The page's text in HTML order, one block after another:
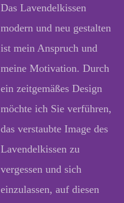
Das Lavendelkissen
modern und neu gestalten
ist mein Anspruch und
meine Motivation. Durch
ein zeitgemäßes Design
möchte ich Sie verführen,
das verstaubte Image des
Lavendelkissen zu
vergessen und sich
einzulassen, auf diesen